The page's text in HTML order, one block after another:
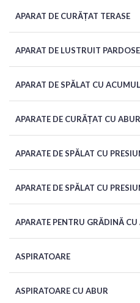
APARAT DE CURĂȚAT TERASE
APARAT DE LUSTRUIT
APARAT DE SPĂLAT CU
APARATE DE CURĂȚAT CU ABUR
APARATE DE SPĂLAT CU
APARATE DE SPĂLAT CU
APARATE PENTRU GRĂDINĂ
ASPIRATOARE
ASPIRATOARE CU ABUR